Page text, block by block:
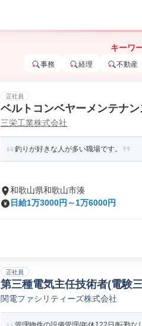
キーワ
事務 経理 不動産
正社員
ベルトコンベヤーメンテナン
三栄工業株式会社
釣りが好きな人が多い職場です。
和歌山県和歌山市湊
日給1万3000円～1万6000円
正社員
第三種電気主任技術者(電験
関電ファシリティーズ株式会社